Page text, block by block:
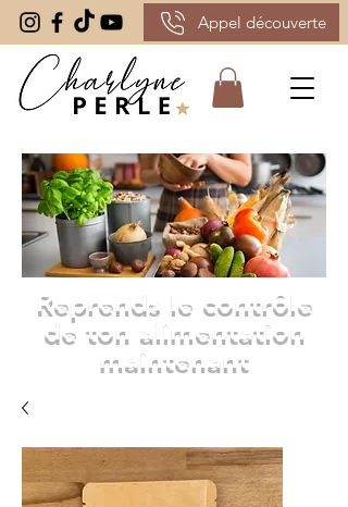
Appel découverte
Reprends le contrôle
de ton alimentation
maintenant